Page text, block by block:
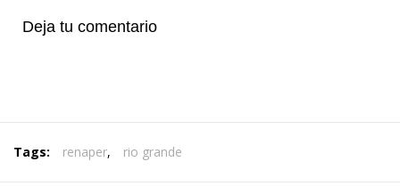
Deja tu comentario
Tags: renaper, rio grande